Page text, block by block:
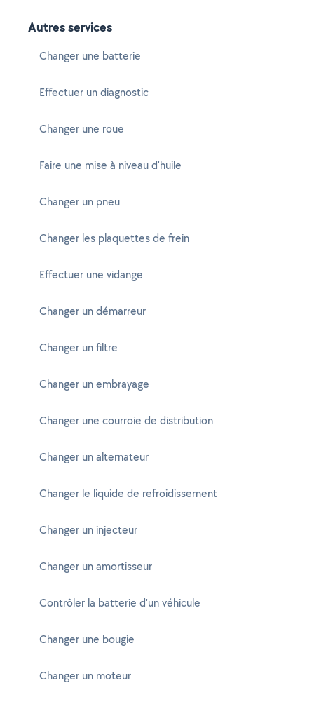
Autres services
Changer une batterie
Effectuer un diagnostic
Changer une roue
Faire une mise à niveau d'huile
Changer un pneu
Changer les plaquettes de frein
Effectuer une vidange
Changer un démarreur
Changer un filtre
Changer un embrayage
Changer une courroie de distribution
Changer un alternateur
Changer le liquide de refroidissement
Changer un injecteur
Changer un amortisseur
Contrôler la batterie d'un véhicule
Changer une bougie
Changer un moteur